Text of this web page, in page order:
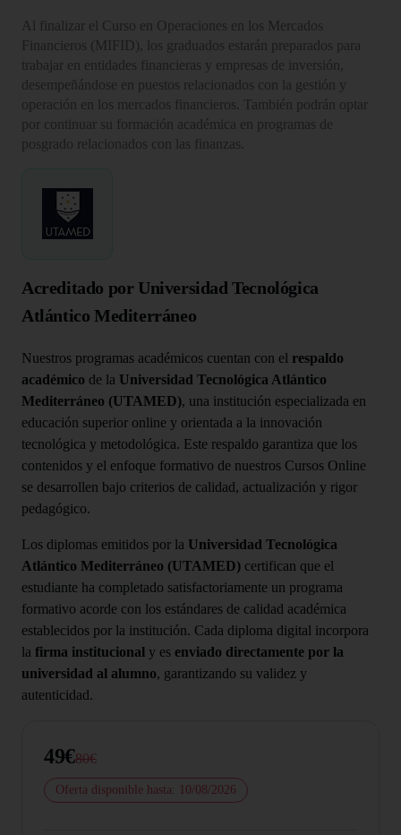
Al finalizar el Curso en Operaciones en los Mercados
Financieros (MIFID), los graduados estarán preparados para
trabajar en entidades financieras y empresas de inversión,
desempeñándose en puestos relacionados con la gestión y
operación en los mercados financieros. También podrán optar
por continuar su formación académica en programas de
posgrado relacionados con las finanzas.
Acreditado por Universidad Tecnológica
Atlántico Mediterráneo
Nuestros programas académicos cuentan con el respaldo
académico de la Universidad Tecnológica Atlántico
Mediterráneo (UTAMED), una institución especializada en
educación superior online y orientada a la innovación
tecnológica y metodológica. Este respaldo garantiza que los
contenidos y el enfoque formativo de nuestros Cursos Online
se desarrollen bajo criterios de calidad, actualización y rigor
pedagógico.
Los diplomas emitidos por la Universidad Tecnológica
Atlántico Mediterráneo (UTAMED) certifican que el
estudiante ha completado satisfactoriamente un programa
formativo acorde con los estándares de calidad académica
establecidos por la institución. Cada diploma digital incorpora
la firma institucional y es enviado directamente por la
universidad al alumno, garantizando su validez y
autenticidad.
49€80€
Oferta disponible hasta: 10/08/2026